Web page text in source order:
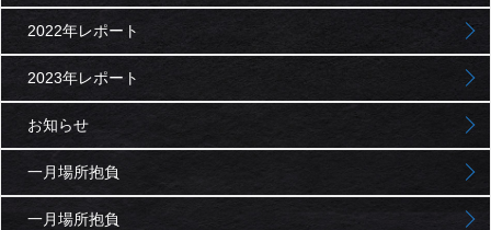
2022年レポート
2023年レポート
お知らせ
一月場所抱負
一月場所抱負